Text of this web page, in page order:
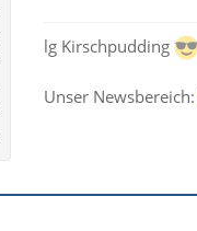
lg Kirschpudding
Unser Newsbereich: